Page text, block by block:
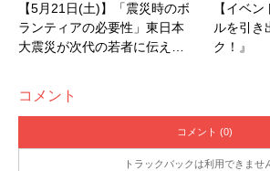
【5月21日(土)】「震災時のボ
ランティアの必要性」東日本
大震災が次代の若者に伝え…
【イベ
ルを引き
ク！』
コメント
コメント (0)
トラックバックは利用できませ